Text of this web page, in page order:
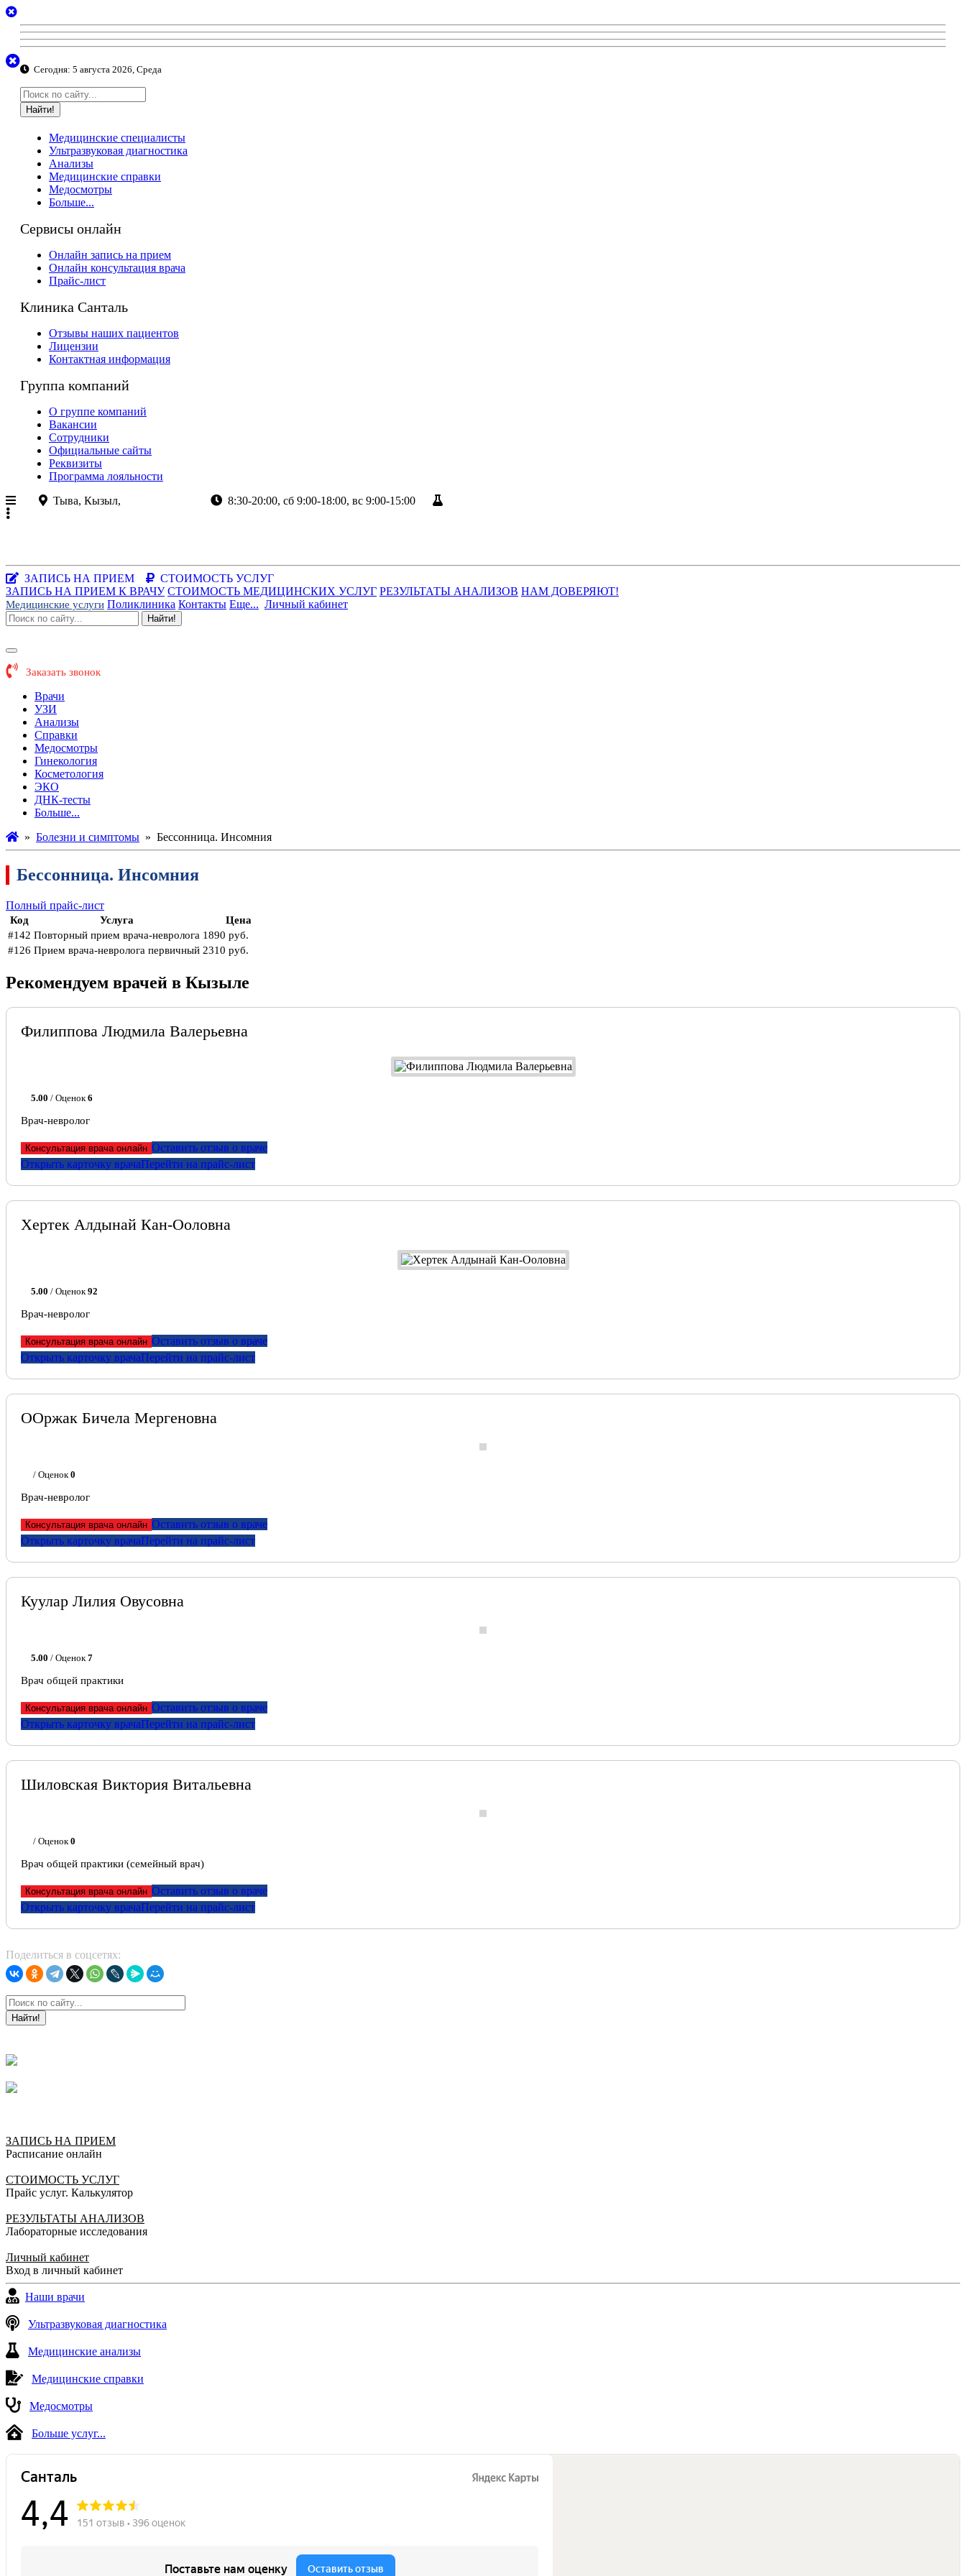
Сегодня: 5 августа 2026, Среда
Найти!
Медицинские специалисты
Ультразвуковая диагностика
Анализы
Медицинские справки
Медосмотры
Больше...
Сервисы онлайн
Онлайн запись на прием
Онлайн консультация врача
Прайс-лист
Клиника Санталь
Отзывы наших пациентов
Лицензии
Контактная информация
Группа компаний
О группе компаний
Вакансии
Сотрудники
Официальные сайты
Реквизиты
Программа лояльности
Тыва, Кызыл,
8:30-20:00, сб 9:00-18:00, вс 9:00-15:00
ЗАПИСЬ НА ПРИЕМ
СТОИМОСТЬ УСЛУГ
ЗАПИСЬ НА ПРИЕМ К ВРАЧУ СТОИМОСТЬ МЕДИЦИНСКИХ УСЛУГ РЕЗУЛЬТАТЫ АНАЛИЗОВ НАМ ДОВЕРЯЮТ!
Медицинские услуги Поликлиника Контакты Еще... Личный кабинет
Найти!
Заказать звонок
Врачи
УЗИ
Анализы
Справки
Медосмотры
Гинекология
Косметология
ЭКО
ДНК-тесты
Больше...
» Болезни и симптомы » Бессонница. Инсомния
Бессонница. Инсомния
Полный прайс-лист
Код Услуга
Цена
#142 Повторный прием врача-невролога 1890 руб.
#126 Прием врача-невролога первичный 2310 руб.
Рекомендуем врачей в Кызыле
Филиппова Людмила Валерьевна
5.00 / Оценок 6
Врач-невролог
Консультация врача онлайн Оставить отзыв о враче
Открыть карточку врачаПерейти на прайс-лист
Хертек Алдынай Кан-Ооловна
5.00 / Оценок 92
Врач-невролог
Консультация врача онлайн Оставить отзыв о враче
Открыть карточку врачаПерейти на прайс-лист
ООржак Бичела Мергеновна
/ Оценок 0
Врач-невролог
Консультация врача онлайн Оставить отзыв о враче
Открыть карточку врачаПерейти на прайс-лист
Куулар Лилия Овусовна
5.00 / Оценок 7
Врач общей практики
Консультация врача онлайн Оставить отзыв о враче
Открыть карточку врачаПерейти на прайс-лист
Шиловская Виктория Витальевна
/ Оценок 0
Врач общей практики (семейный врач)
Консультация врача онлайн Оставить отзыв о враче
Открыть карточку врачаПерейти на прайс-лист
Поделиться в соцсетях:
Найти!
ЗАПИСЬ НА ПРИЕМ
Расписание онлайн
СТОИМОСТЬ УСЛУГ
Прайс услуг. Калькулятор
РЕЗУЛЬТАТЫ АНАЛИЗОВ
Лабораторные исследования
Личный кабинет
Вход в личный кабинет
Наши врачи
Ультразвуковая диагностика
Медицинские анализы
Медицинские справки
Медосмотры
Больше услуг...